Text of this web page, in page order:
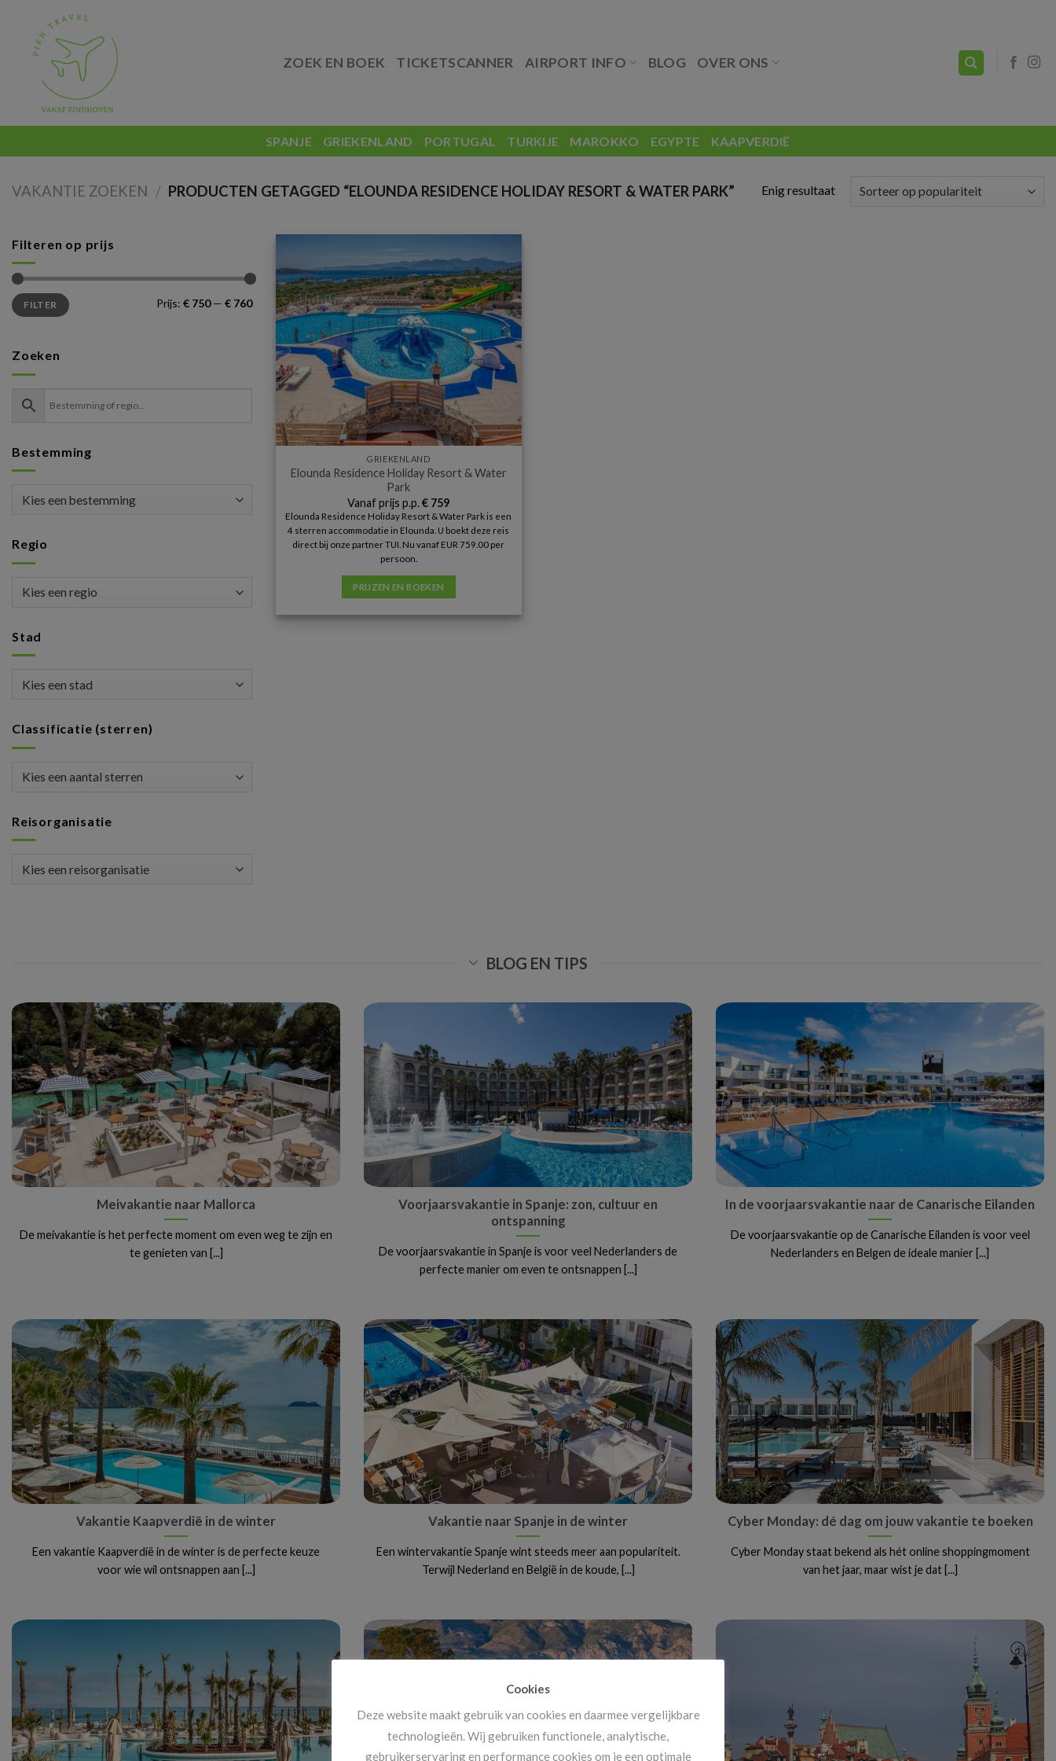
content
ZOEK EN BOEK TICKETSCANNER AIRPORT INFO BLOG OVER ONS
SPANJE GRIEKENLAND PORTUGAL TURKIJE MAROKKO EGYPTE KAAPVERDIË
VAKANTIE ZOEKEN / PRODUCTEN GETAGGED “ELOUNDA RESIDENCE HOLIDAY RESORT & WATER PARK” Enig resultaat
Filteren op prijs
Min.
prijs
Max.
prijsFILTER Prijs: € 750— € 760
Zoeken
Bestemming
Regio
Stad
Classificatie (sterren)
Reisorganisatie
GRIEKENLAND
Elounda Residence Holiday Resort & Water
Park
Vanaf prijs p.p.€ 759
Elounda Residence Holiday Resort & Water Park is een
4 sterren accommodatie in Elounda. U boekt deze reis
direct bij onze partner TUI. Nu vanaf EUR 759.00 per
persoon.
PRIJZEN EN BOEKEN
BLOG EN TIPS
Meivakantie naar Mallorca
De meivakantie is het perfecte moment om even weg te zijn en
te genieten van [...]
Voorjaarsvakantie in Spanje: zon, cultuur en
ontspanning
De voorjaarsvakantie in Spanje is voor veel Nederlanders de
perfecte manier om even te ontsnappen [...]
In de voorjaarsvakantie naar de Canarische Eilanden
De voorjaarsvakantie op de Canarische Eilanden is voor veel
Nederlanders en Belgen de ideale manier [...]
Vakantie Kaapverdië in de winter
Een vakantie Kaapverdië in de winter is de perfecte keuze
voor wie wil ontsnappen aan [...]
Vakantie naar Spanje in de winter
Een wintervakantie Spanje wint steeds meer aan populariteit.
Terwijl Nederland en België in de koude, [...]
Cyber Monday: dé dag om jouw vakantie te boeken
Cyber Monday staat bekend als hét online shoppingmoment
van het jaar, maar wist je dat [...]
Cookies
Deze website maakt gebruik van cookies en daarmee vergelijkbare
technologieën. Wij gebruiken functionele, analytische,
gebruikerservaring en performance cookies om je een optimale